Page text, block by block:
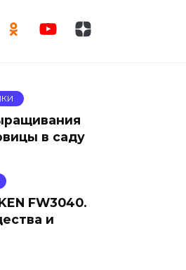
в саду
FW3040.
и